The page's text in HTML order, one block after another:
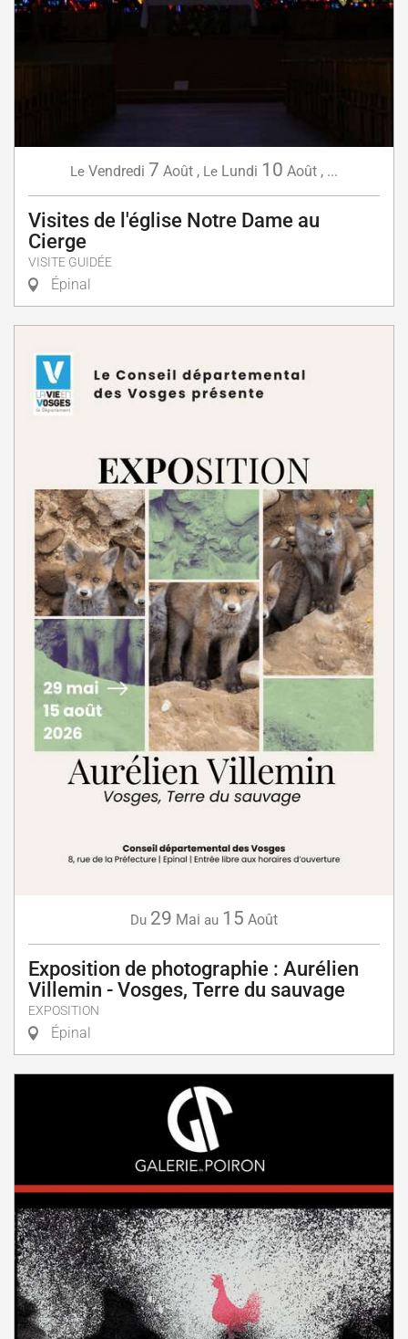
Le Vendredi 7 Août , Le Lundi 10 Août , ...
Visites de l'église Notre Dame au
Cierge
VISITE GUIDÉE
Épinal
Du 29 Mai au 15 Août
Exposition de photographie : Aurélien
Villemin - Vosges, Terre du sauvage
EXPOSITION
Épinal